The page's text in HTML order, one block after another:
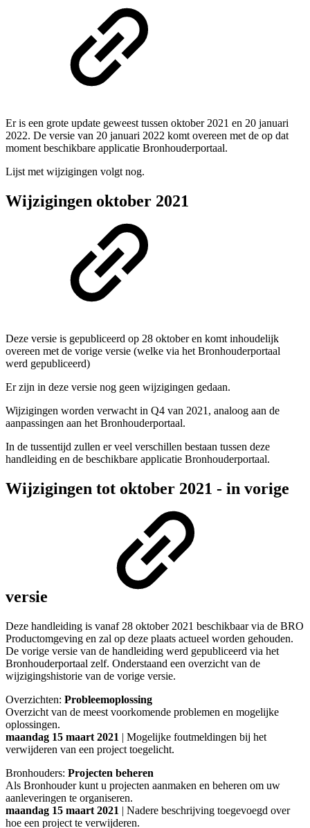
Er is een grote update geweest tussen oktober 2021 en 20 januari
2022. De versie van 20 januari 2022 komt overeen met de op dat
moment beschikbare applicatie Bronhouderportaal.
Lijst met wijzigingen volgt nog.
Wijzigingen oktober 2021
Deze versie is gepubliceerd op 28 oktober en komt inhoudelijk
overeen met de vorige versie (welke via het Bronhouderportaal
werd gepubliceerd)
Er zijn in deze versie nog geen wijzigingen gedaan.
Wijzigingen worden verwacht in Q4 van 2021, analoog aan de
aanpassingen aan het Bronhouderportaal.
In de tussentijd zullen er veel verschillen bestaan tussen deze
handleiding en de beschikbare applicatie Bronhouderportaal.
Wijzigingen tot oktober 2021 - in vorige
versie
Deze handleiding is vanaf 28 oktober 2021 beschikbaar via de BRO
Productomgeving en zal op deze plaats actueel worden gehouden.
De vorige versie van de handleiding werd gepubliceerd via het
Bronhouderportaal zelf. Onderstaand een overzicht van de
wijzigingshistorie van de vorige versie.
Overzichten: Probleemoplossing
Overzicht van de meest voorkomende problemen en mogelijke
oplossingen.
maandag 15 maart 2021 | Mogelijke foutmeldingen bij het
verwijderen van een project toegelicht.
Bronhouders: Projecten beheren
Als Bronhouder kunt u projecten aanmaken en beheren om uw
aanleveringen te organiseren.
maandag 15 maart 2021 | Nadere beschrijving toegevoegd over
hoe een project te verwijderen.